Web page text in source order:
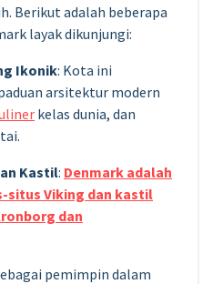
Berikut adalah beberapa
layak dikunjungi:
Ikonik: Kota ini
arsitektur modern
kelas dunia, dan
Kastil: Denmark adalah
situs Viking dan kastil
dan
pemimpin dalam